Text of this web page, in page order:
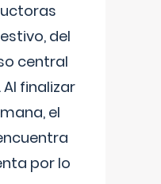
del
central
finalizar
el
por lo